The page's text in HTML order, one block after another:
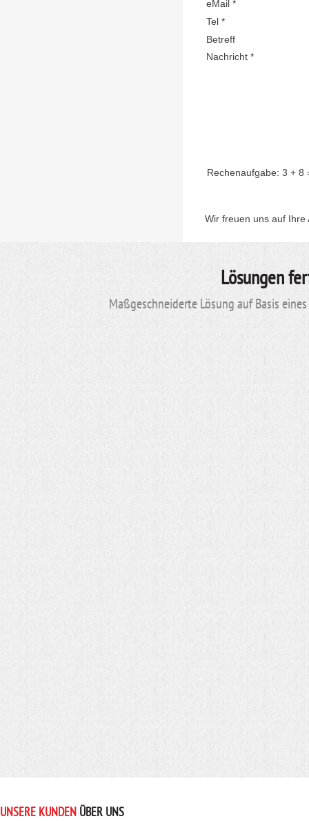
eMail *
Tel *
Betreff
Nachricht *
Rechenaufgabe: 3 + 8
Wir freuen uns auf Ihre
Lösungen
Maßgeschneiderte Lösung auf Basis
UNSERE KUNDEN ÜBER UNS